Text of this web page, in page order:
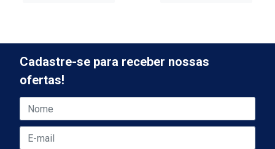
Cadastre-se para receber nossas
ofertas!